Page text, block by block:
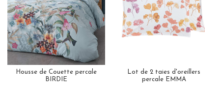
Housse de Couette percale
BIRDIE
Lot de 2 taies d'oreillers
percale EMMA